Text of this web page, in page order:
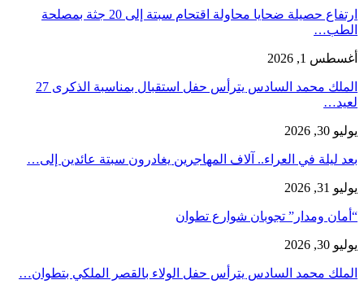
ارتفاع حصيلة ضحايا محاولة اقتحام سبتة إلى 20 جثة بمصلحة
الطب…
أغسطس 1, 2026
الملك محمد السادس يترأس حفل استقبال بمناسبة الذكرى 27
لعيد…
يوليو 30, 2026
بعد ليلة في العراء.. آلاف المهاجرين يغادرون سبتة عائدين إلى…
يوليو 31, 2026
“أمان ومدار” تجوبان شوارع تطوان
يوليو 30, 2026
الملك محمد السادس يترأس حفل الولاء بالقصر الملكي بتطوان…